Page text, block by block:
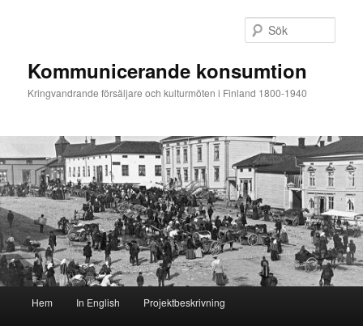
Kommunicerande konsumtion
Kringvandrande försäljare och kulturmöten i Finland 1800-1940
Hem In English Projektbeskrivning